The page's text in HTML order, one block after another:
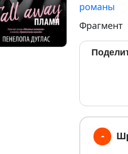
романы
Фрагмент
-